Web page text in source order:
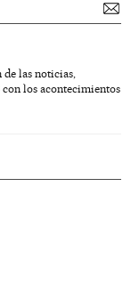
las noticias,
los acontecimientos